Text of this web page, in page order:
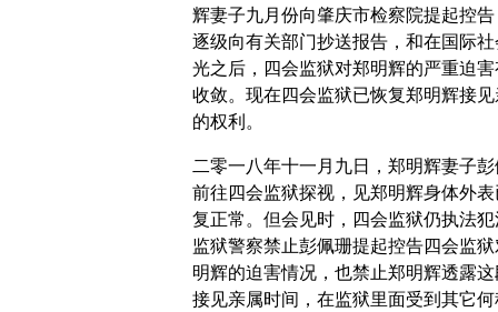
辉妻子九月份向肇庆市检察院提起控告
逐级向有关部门抄送报告，和在国际社
光之后，四会监狱对郑明辉的严重迫害
收敛。现在四会监狱已恢复郑明辉接见
的权利。
二零一八年十一月九日，郑明辉妻子
前往四会监狱探视，见郑明辉身体外表
复正常。但会见时，四会监狱仍执法犯
监狱警察禁止彭佩珊提起控告四会监狱
明辉的迫害情况，也禁止郑明辉透露这
接见亲属时间，在监狱里面受到其它何